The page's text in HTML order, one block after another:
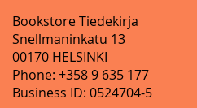
Bookstore Tiedekirja
Snellmaninkatu 13
00170 HELSINKI
Phone: +358 9 635 177
Business ID: 0524704-5